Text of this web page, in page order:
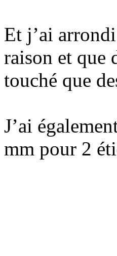
Et j’ai
raison et que
touché que
J’ai
mm pour 2